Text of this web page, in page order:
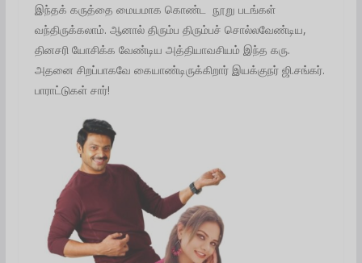
இந்தக் கருத்தை மையமாக கொண்ட நூறு படங்கள்
வந்திருக்கலாம். ஆனால் திரும்ப திரும்பச் சொல்லவேண்டிய,
தினசரி யோசிக்க வேண்டிய அத்தியாவசியம் இந்த கரு.
அதனை சிறப்பாகவே கையாண்டிருக்கிறார் இயக்குநர் ஜி.சங்கர்.
பாராட்டுகள் சார்!